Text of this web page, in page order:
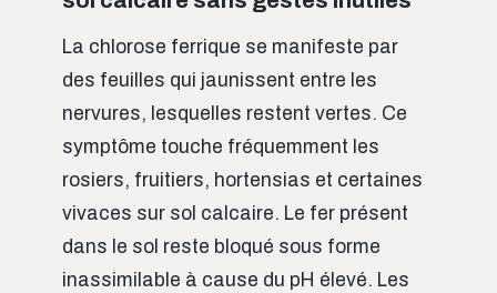
La chlorose ferrique se manifeste par
des feuilles qui jaunissent entre les
nervures, lesquelles restent vertes. Ce
symptôme touche fréquemment les
rosiers, fruitiers, hortensias et certaines
vivaces sur sol calcaire. Le fer présent
dans le sol reste bloqué sous forme
inassimilable à cause du pH élevé. Les